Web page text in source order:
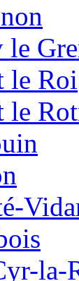
le
le Roi
le
la-